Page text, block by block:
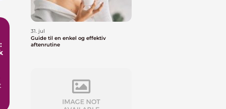
31. jul
Guide til en enkel og effektiv
aftenrutine